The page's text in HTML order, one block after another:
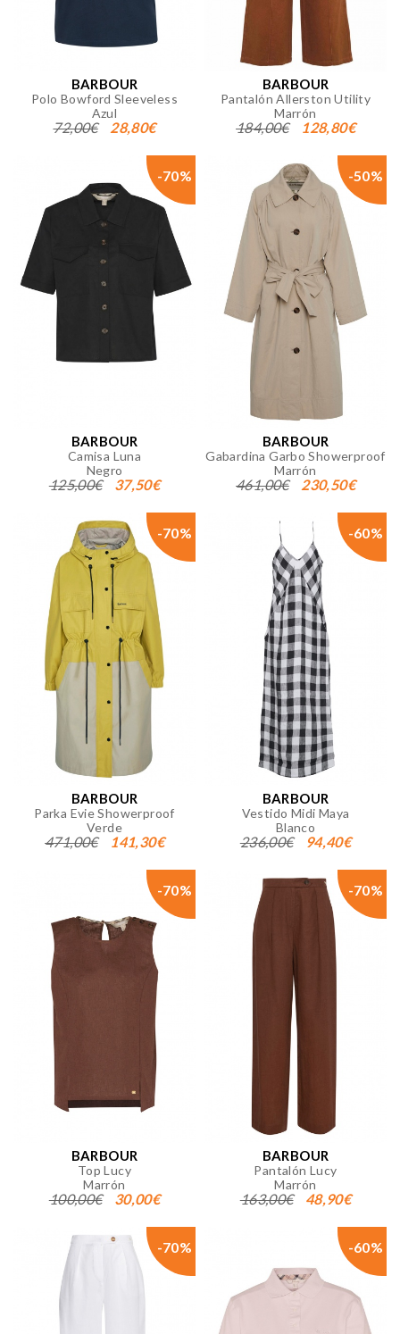
BARBOUR
Polo Bowford Sleeveless
Azul
72,00€ 28,80€
BARBOUR
Pantalón Allerston Utility
Marrón
184,00€ 128,80€
-70%
BARBOUR
Camisa Luna
Negro
125,00€ 37,50€
-50%
BARBOUR
Gabardina Garbo Showerproof
Marrón
461,00€ 230,50€
-70%
BARBOUR
Parka Evie Showerproof
Verde
471,00€ 141,30€
-60%
BARBOUR
Vestido Midi Maya
Blanco
236,00€ 94,40€
-70%
BARBOUR
Top Lucy
Marrón
100,00€ 30,00€
-70%
BARBOUR
Pantalón Lucy
Marrón
163,00€ 48,90€
-70% -60%